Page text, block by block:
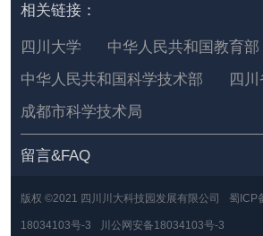
相关链接：
四川大学
中华人民共和国教育部
中华人民共和国科学技术部
四
成都市科学技术局
留言&FAQ
版权 ©2021 四川川大科技园发展有限公司 蜀ICP
18034103号-3 川公网安备18034103号-3